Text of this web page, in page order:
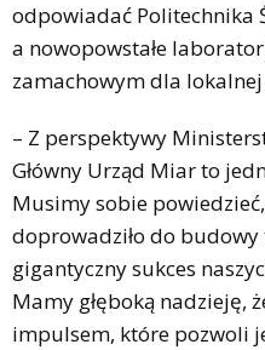
odpowiadać Politechnika
a nowopowstałe
zamachowym dla
– Z perspektywy
Główny Urząd Miar to
Musimy sobie
doprowadziło do
gigantyczny sukces
Mamy głęboką nadzieję,
impulsem, które pozwoli